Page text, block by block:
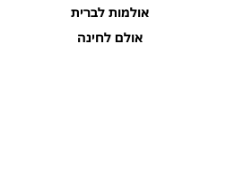
אולמות לברית
אולם לחינה